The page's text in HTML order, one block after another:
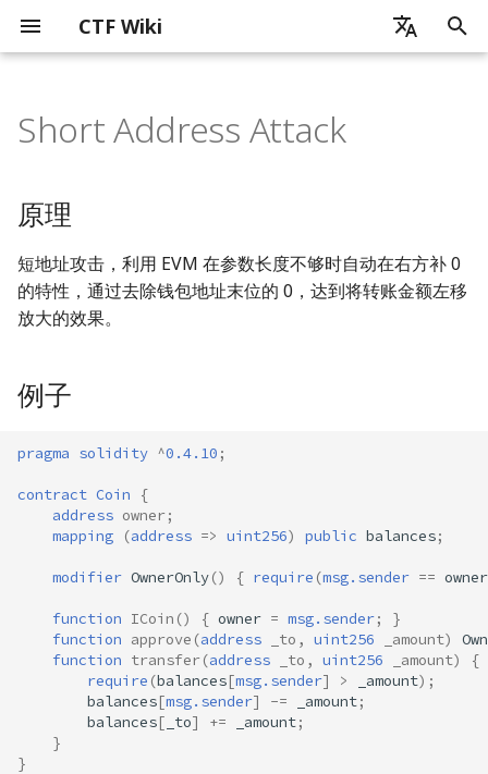
CTF Wiki
en - English
化
搜
索
擎
简介
如何使用 CTF Wiki
贡献指南
贡献之前
贡献文档要求
讨论交流
CTF 历史
CTF 竞赛模式简介
CTF 竞赛内容
线下攻防经验小结
学习资源
杂项简介
信息搜集技术
编码分析
通信领域常用编码
现实世界中常用的编码
取证隐写前置技术
图片分析简介
JPG
音频隐写
音频隐写
流量包分析
流量包分析简介
协议分析
数据提取
压缩包分析
ZIP 格式
磁盘内存分析
磁盘内存分析
Other
pyc 文件
密码学简介
基础数学知识
基础数学知识
古典密码
古典密码简介
多表代换加密
其它类型加密
流密码
流密码
线性同余生成器
反馈移位寄存器
块加密
DES
非对称加密
介绍
背包加密
离散对数相关
哈希函数
哈希函数
SHA1
数字签名
数字签名
ElGamal 数字签名
DSA 数字签名
攻击思想总结
简介
比特攻击
证书格式
证书格式
Web 简介
SQL 注入
SQL 注入
XSS 跨站脚本攻击
XSS
CSRF 跨站请求伪造
CSRF
SSRF
PHP 代码审计
PHP 代码审计
x86_x64
MIPS
ARM
Risc-V
ELF 文件 ELF 文件基本结构
程序链接
程序执行流程
Reverse Overview 软件逆向工程简介
Tools
静态分析
约束求解
模拟执行
算法逆向
常见加密算法和编码识别
代码混淆
花指令
控制流平坦化
movofuscator
迷宫问题
虚拟机逆向
虚拟机分析
Platform related
Linux Reverse
Language related
简介
Rust
Linux Platform User Mode
Windows Platform
概述
Kernel Mode
MacOS Platform
MacOS
Misc OS Platform
Readme
python
seccomp
namespace
Virtualization
基础知识
Virtual Box
VMWare
Browser
Chrome
Safari
Hardware
CPU
Artificial Intelligence
Basic Knowledge
简介
Deep Learning
Large Language Models
AI for Security
AI for Security
Security for AI
Security for AI
Defenses
Android 开发基础
Android 运行机制简述
Android 应用运行机制简述
Android Native 层介绍
Android 逆向基本介绍
Android 逆向基本介绍
Android 简单静态分析
Android 简单动态分析
ICS_CTF 竞赛
ICS_CTF 发现
ICS_CTF 利用
ICS_CTF 学习资源
原理
例子
题目
Public Blockchain Security
Blockchain Weaknesses
Short Address Attack
原理
短地址攻击，利用 EVM 在参数长度不够时自动在右方补 0
的特性，通过去除钱包地址末位的 0，达到将转账金额左移
放大的效果。
例子
pragma solidity ^0.4.10 ;
contract Coin
{
address owner;
mapping
(address => uint256) public balances;
modifier OwnerOnly() { require (msg.sender == owner
function ICoin () { owner = msg.sender;
}
function approve (address _to , uint256 _amount)
function transfer(address _to , uint256 _amount)
{
require (balances[msg.sender] > _amount);
balances[msg.sender] -= _amount;
balances[ _to] += _amount;
}
}